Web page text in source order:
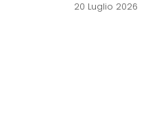
20 Luglio 2026